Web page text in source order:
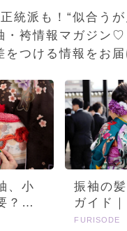
統派も！“似合う
・袴情報マガジン♡
をつける情報をお届
、小
？画
詳し
振袖の
ガイド
種類・
FURISODE